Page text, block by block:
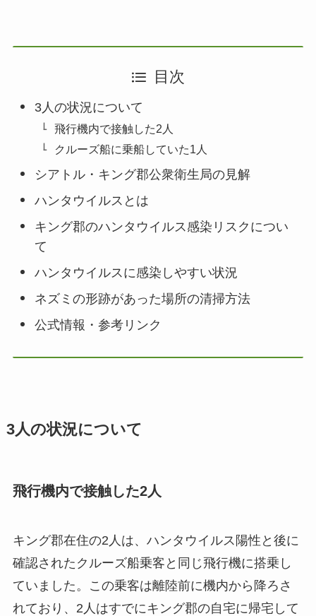
目次
3人の状況について
飛行機内で接触した2人
クルーズ船に乗船していた1人
シアトル・キング郡公衆衛生局の見解
ハンタウイルスとは
キング郡のハンタウイルス感染リスクについ
て
ハンタウイルスに感染しやすい状況
ネズミの形跡があった場所の清掃方法
公式情報・参考リンク
3人の状況について
飛行機内で接触した2人
キング郡在住の2人は、ハンタウイルス陽性と後に
確認されたクルーズ船乗客と同じ飛行機に搭乗し
ていました。この乗客は離陸前に機内から降ろさ
れており、2人はすでにキング郡の自宅に帰宅して